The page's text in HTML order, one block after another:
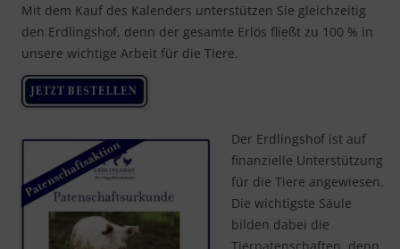
Mit dem Kauf des Kalenders unterstützen Sie gleichzeitig
den Erdlingshof, denn der gesamte Erlös fließt zu 100 % in
unsere wichtige Arbeit für die Tiere.
Der Erdlingshof ist auf
finanzielle Unterstützung
für die Tiere angewiesen.
Die wichtigste Säule
bilden dabei die